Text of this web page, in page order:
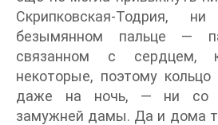
Скрипковская-Тодрия,
безымянном пальце —
связанном с сердцем,
некоторые, поэтому
даже на ночь, — ни со
замужней дамы. Да и дома